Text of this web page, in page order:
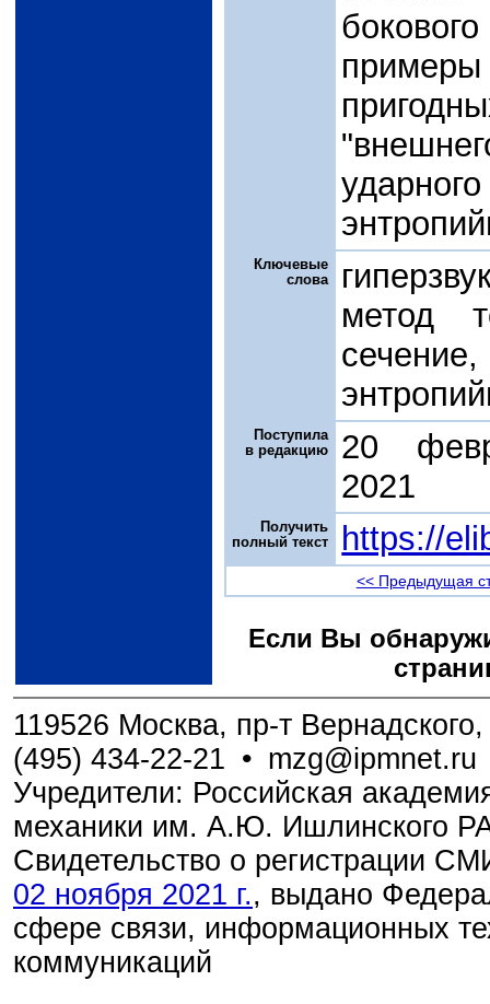
Ключевые
слова
метод
Поступила
в редакцию
20
2021
Получить
полный текст
https://
<< Предыдущая
Если Вы
119526 Москва, пр-т
(495) 434-22-21 • mzg@ipmnet.ru
Учредители: Российская
механики им. А.Ю. Ишлинского
Свидетельство о регистрации
02 ноября 2021 г., выдано
сфере связи, информационных
коммуникаций